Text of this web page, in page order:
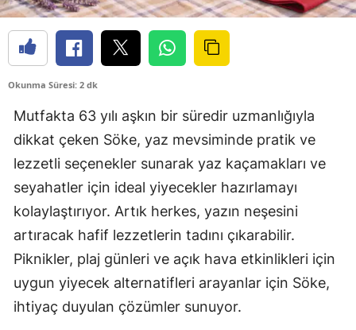
Okunma Süresi: 2 dk
Mutfakta 63 yılı aşkın bir süredir uzmanlığıyla
dikkat çeken Söke, yaz mevsiminde pratik ve
lezzetli seçenekler sunarak yaz kaçamakları ve
seyahatler için ideal yiyecekler hazırlamayı
kolaylaştırıyor. Artık herkes, yazın neşesini
artıracak hafif lezzetlerin tadını çıkarabilir.
Piknikler, plaj günleri ve açık hava etkinlikleri için
uygun yiyecek alternatifleri arayanlar için Söke,
ihtiyaç duyulan çözümler sunuyor.